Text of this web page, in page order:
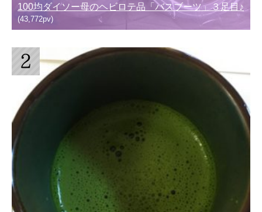
100均ダイソー母のヘビロテ品「バスブーツ」３足目♪
(43,772pv)